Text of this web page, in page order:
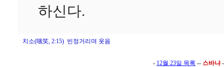
하신다.
치소(嗤笑, 2:15) 빈정거리며 웃음
- 12월 23일 목록 -- 스바냐